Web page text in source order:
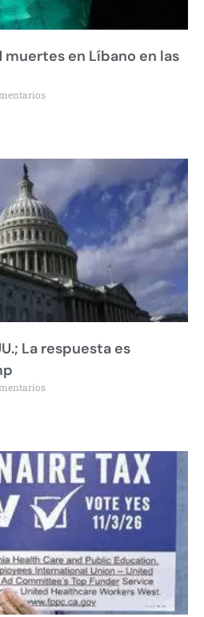
muertes en Líbano en las
La respuesta es